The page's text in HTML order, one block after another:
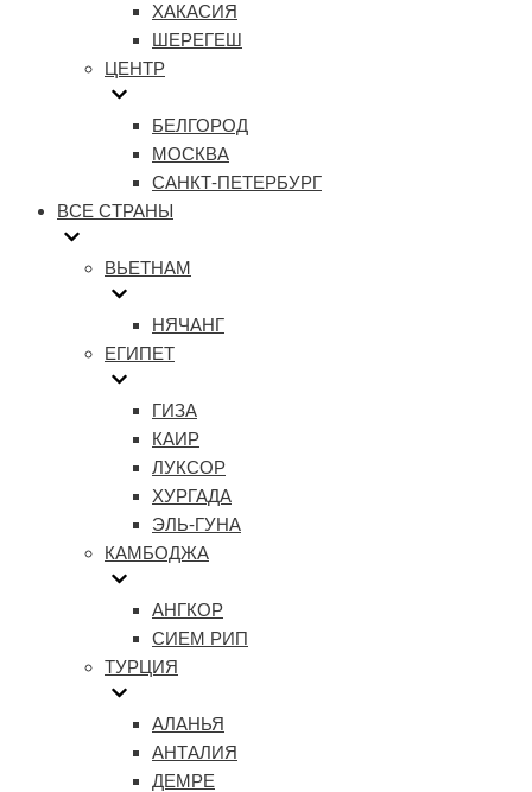
ХАКАСИЯ
ШЕРЕГЕШ
ЦЕНТР
БЕЛГОРОД
МОСКВА
САНКТ-ПЕТЕРБУРГ
ВСЕ СТРАНЫ
ВЬЕТНАМ
НЯЧАНГ
ЕГИПЕТ
ГИЗА
КАИР
ЛУКСОР
ХУРГАДА
ЭЛЬ-ГУНА
КАМБОДЖА
АНГКОР
СИЕМ РИП
ТУРЦИЯ
АЛАНЬЯ
АНТАЛИЯ
ДЕМРЕ